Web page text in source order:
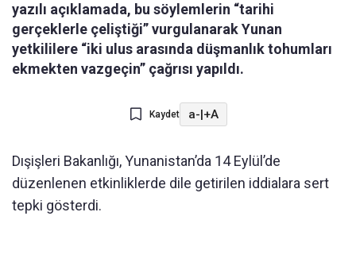
yazılı açıklamada, bu söylemlerin “tarihi
gerçeklerle çeliştiği” vurgulanarak Yunan
yetkililere “iki ulus arasında düşmanlık tohumları
ekmekten vazgeçin” çağrısı yapıldı.
Kaydet a-|+A
Dışişleri Bakanlığı, Yunanistan’da 14 Eylül’de
düzenlenen etkinliklerde dile getirilen iddialara sert
tepki gösterdi.